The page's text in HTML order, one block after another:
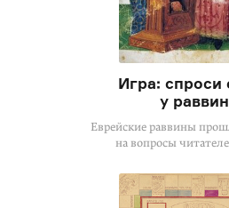
Игра: спроси
у
Еврейские раввины
на вопросы